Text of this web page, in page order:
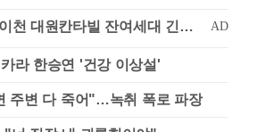
라 한승연 '건강 이상설'
주변 다 죽어"…녹취 폭로 파장